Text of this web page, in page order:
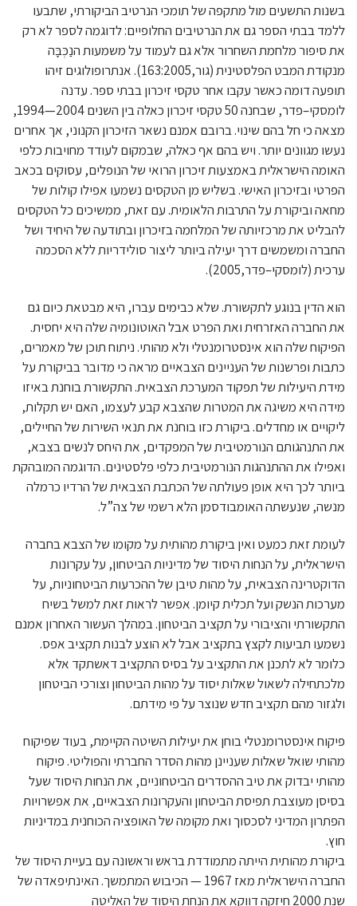
בשנות התשעים מול מתקפה של תומכי הנרטיב הביקורתי, שתבעו
ללמד בבתי הספר גם את הנרטיבים החלופיים: לדוגמה לספר לא רק
את סיפור מלחמת השחרור אלא גם לעמוד על משמעות הנַכְּבָּה
מנקודת המבט הפלסטינית (גור,163:2005). אנתרופולוגים זיהו
תופעה דומה כאשר עקבו אחר טקסי זיכרון בבתי ספר. עדנה
לומסקי–פדר, שבחנה 50 טקסי זיכרון כאלה בין השנים 2004—1994,
מצאה כי חל בהם שינוי. ברובם אמנם נשאר הזיכרון הקנוני, אך אחרים
נעשו מגוונים יותר. ויש בהם אף כאלה, שבמקום לעודד מחויבות כלפי
האומה הישראלית באמצעות זיכרון הרואי של הנופלים, עסוקים בכאב
הפרטי ובזיכרון האישי. בשליש מן הטקסים נשמעו אפילו קולות של
מחאה וביקורת על התרבות הלאומית. עם זאת, ממשיכים כל הטקסים
להבליט את מרכזיותה של המלחמה בזיכרון ובתודעה של היחיד ושל
החברה ומשמשים דרך יעילה ביותר ליצור סולידריות ללא הסכמה
ערכית (לומסקי–פדר,2005).
הוא הדין בנוגע לתקשורת. שלא כבימים עברו, היא מבטאת כיום גם
את החברה האזרחית ואת הפרט אבל האוטונומיה שלה היא יחסית.
הפיקוח שלה הוא אינסטרומנטלי ולא מהותי. ניתוח תוכן של מאמרים,
כתבות ופרשנות של העניינים הצבאיים מראה כי מדובר בביקורת על
מידת היעילות של תפקוד המערכת הצבאית. התקשורת בוחנת באיזו
מידה היא משיגה את המטרות שהצבא קבע לעצמו, האם יש תקלות,
ליקויים או מחדלים. ביקורת כזו בוחנת את תנאי השירות של החיילים,
את התנהגותם הנורמטיבית של המפקדים, את היחס לנשים בצבא,
ואפילו את ההתנהגות הנורמטיבית כלפי פלסטינים. הדוגמה המובהקת
ביותר לכך היא אופן פעולתה של הכתבת הצבאית של הרדיו כרמלה
מנשה, שנעשתה האומבודסמן הלא רשמי של צה”ל.
לעומת זאת כמעט ואין ביקורת מהותית על מקומו של הצבא בחברה
הישראלית, על הנחות היסוד של מדיניות הביטחון, על עקרונות
הדוקטרינה הצבאית, על מהות טיבן של ההכרעות הביטחוניות, על
מערכות הנשק ועל תכלית קיומן. אפשר לראות זאת למשל בשיח
התקשורתי והציבורי על תקציב הביטחון. במהלך העשור האחרון אמנם
נשמעו תביעות לקצץ בתקציב אבל לא הוצע לבנות תקציב אפס.
כלומר לא לתכנן את התקציב על בסיס התקציב דאשתקד אלא
מלכתחילה לשאול שאלות יסוד על מהות הביטחון וצורכי הביטחון
ולגזור מהם תקציב חדש שנוצר על פי מידתם.
פיקוח אינסטרומנטלי בוחן את יעילות השיטה הקיימת, בעוד שפיקוח
מהותי שואל שאלות שעניינן מהות הסדר החברתי והפוליטי. פיקוח
מהותי יבדוק את טיב ההסדרים הביטחוניים, את הנחות היסוד שעל
בסיסן מעוצבת תפיסת הביטחון והעקרונות הצבאיים, את אפשרויות
הפתרון המדיני לסכסוך ואת מקומה של האופציה הכוחנית במדיניות
חוץ.
ביקורת מהותית הייתה מתמודדת בראש וראשונה עם בעיית היסוד של
החברה הישראלית מאז 1967 — הכיבוש המתמשך. האינתיפאדה של
שנת 2000 חיזקה דווקא את הנחת היסוד של האליטה